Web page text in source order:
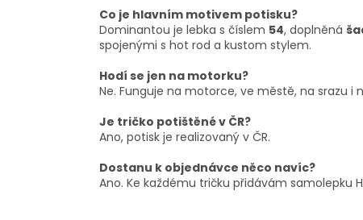
Co je hlavním motivem potisku?
Dominantou je lebka s číslem 54, doplněná
spojenými s hot rod a kustom stylem.
Hodí se jen na motorku?
Ne. Funguje na motorce, ve městě, na srazu i
Je tričko potištěné v ČR?
Ano, potisk je realizovaný v ČR.
Dostanu k objednávce něco navíc?
Ano. Ke každému tričku přidávám samolepku